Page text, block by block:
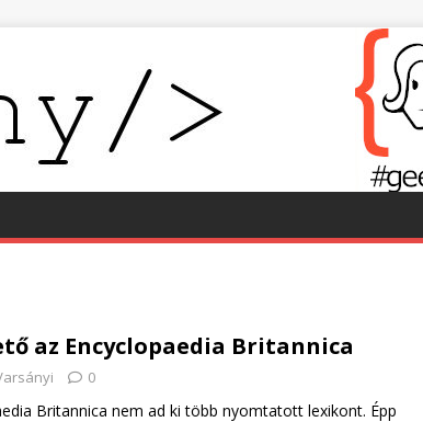
az Encyclopaedia Britannica
0
Britannica nem ad ki több nyomtatott lexikont. Épp